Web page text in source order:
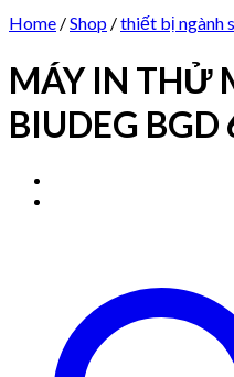
Home /Shop /thiết bị ngành
MÁY IN THỬ
BIUDEG BGD